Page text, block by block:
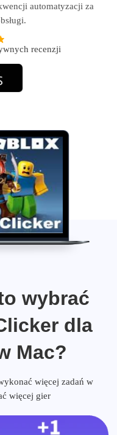
automatyzacji za
recenzji
wybrać
dla
Mac?
więcej zadań w
więcej gier